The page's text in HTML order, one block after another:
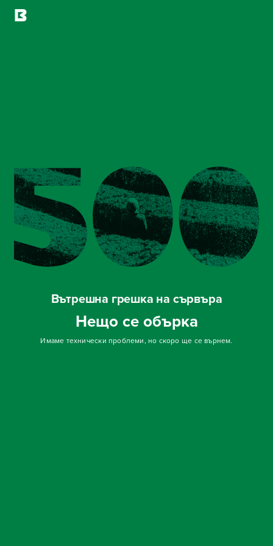
Вътрешна грешка на сървъра
Нещо се обърка
Имаме технически проблеми, но скоро ще се върнем.